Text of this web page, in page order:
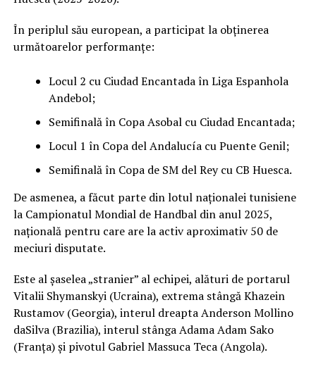
În periplul său european, a participat la obținerea
următoarelor performanțe:
Locul 2 cu Ciudad Encantada în Liga Espanhola
Andebol;
Semifinală în Copa Asobal cu Ciudad Encantada;
Locul 1 în Copa del Andalucía cu Puente Genil;
Semifinală în Copa de SM del Rey cu CB Huesca.
De asmenea, a făcut parte din lotul naționalei tunisiene
la Campionatul Mondial de Handbal din anul 2025,
națională pentru care are la activ aproximativ 50 de
meciuri disputate.
Este al șaselea „stranier” al echipei, alături de portarul
Vitalii Shymanskyi (Ucraina), extrema stângă Khazein
Rustamov (Georgia), interul dreapta Anderson Mollino
daSilva (Brazilia), interul stânga Adama Adam Sako
(Franța) și pivotul Gabriel Massuca Teca (Angola).